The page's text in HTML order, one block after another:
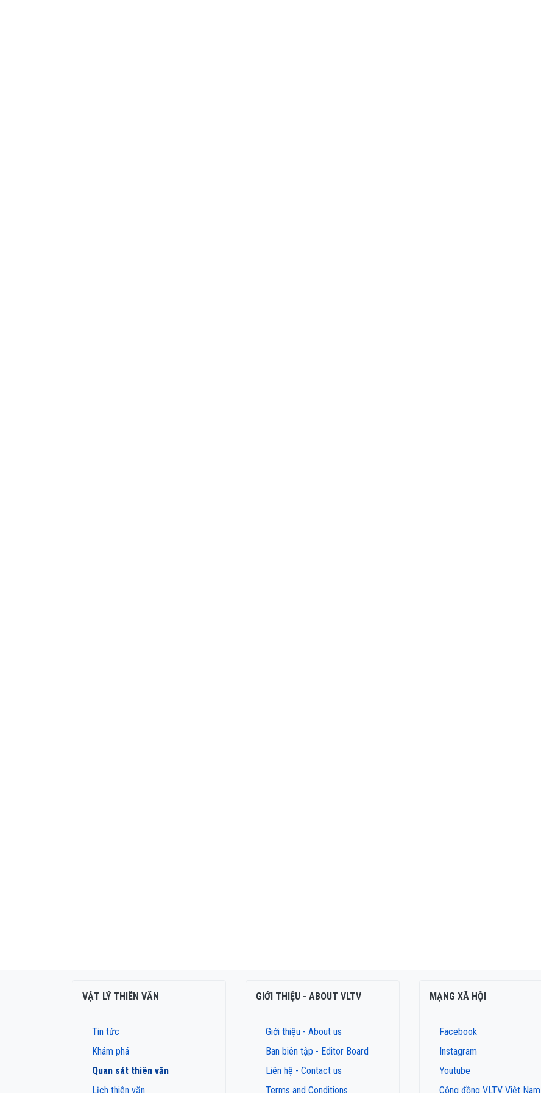
VẬT LÝ THIÊN VĂN
Tin tức
Khám phá
Quan sát thiên văn
Lịch thiên văn
GIỚI THIỆU - ABOUT VLTV
Giới thiệu - About us
Ban biên tập - Editor Board
Liên hệ - Contact us
Terms and Conditions
MẠNG XÃ HỘI
Facebook
Instagram
Youtube
Cộng đồng VLTV Việt Nam